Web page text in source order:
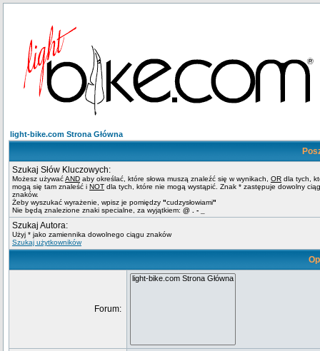
light-bike.com Strona Główna
Szukaj Słów Kluczowych:
Możesz używaćAND aby określać, które słowa muszą znaleźć się w wynikach, OR dla tych,
mogą się tam znaleść i NOT dla tych, które nie mogą wystąpić. Znak * zastępuje dowolny ciąg
znaków.
Żeby wyszukać wyrażenie, wpisz je pomiędzy "cudzysłowiami"
Nie będą znalezione znaki specialne, za wyjątkiem: @ . - _
Szukaj Autora:
Użyj * jako zamiennika dowolnego ciągu znaków
Szukaj użytkowników
Forum: